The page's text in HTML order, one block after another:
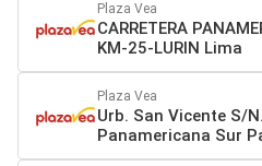
Plaza Vea
CARRETERA
KM-25-LURIN Lima
Plaza Vea
Urb. San Vicente S/
Panamericana Sur
Lima